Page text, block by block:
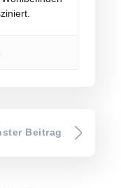
Beitrag